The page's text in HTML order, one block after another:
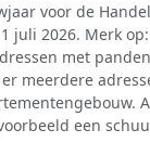
voor de
juli 2026. Merk
met
meerdere
een